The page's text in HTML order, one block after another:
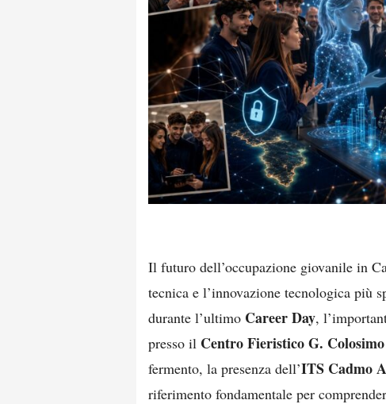
Il futuro dell’occupazione giovanile in
tecnica e l’innovazione tecnologica più
durante l’ultimo Career Day,
presso il Centro Fieristico G. Colosimo
fermento, la presenza dell’ITS Cadmo
riferimento fondamentale per